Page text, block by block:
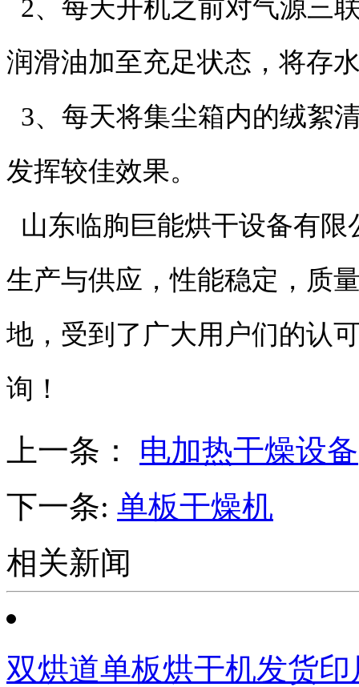
2、每天开机之前对气源三
润滑油加至充足状态，将存
3、每天将集尘箱内的绒絮
发挥较佳效果。
山东临朐巨能烘干设备有
生产与供应，性能稳定，质
地，受到了广大用户们的认
询！
上一条： 电加热干燥设备
下一条: 单板干燥机
相关新闻
双烘道单板烘干机发货印